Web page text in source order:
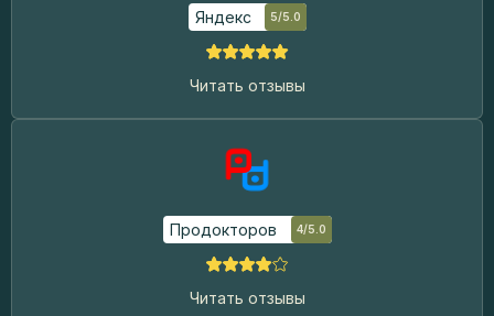
Яндекс 5/5.0
Читать отзывы
Продокторов 4/5.0
Читать отзывы